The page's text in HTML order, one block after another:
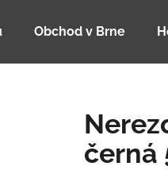
Obchod v Brne
černá
nájsť?
HĽADAŤ